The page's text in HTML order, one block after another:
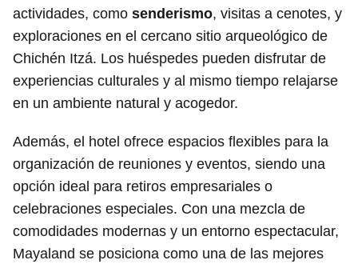
actividades, como senderismo, visitas a cenotes, y
exploraciones en el cercano sitio arqueológico de
Chichén Itzá. Los huéspedes pueden disfrutar de
experiencias culturales y al mismo tiempo relajarse
en un ambiente natural y acogedor.
Además, el hotel ofrece espacios flexibles para la
organización de reuniones y eventos, siendo una
opción ideal para retiros empresariales o
celebraciones especiales. Con una mezcla de
comodidades modernas y un entorno espectacular,
Mayaland se posiciona como una de las mejores